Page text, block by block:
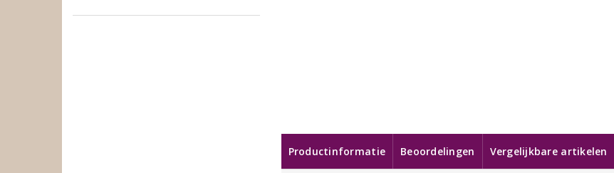
Productinformatie Beoordelingen Vergelijkbare artikelen